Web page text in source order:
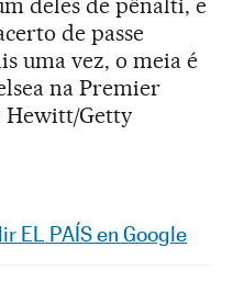
deles de pênalti, e
de passe
uma vez, o meia é
na Premier
Hewitt/Getty
Twitter
Redes Sociales
EL PAÍS en Google